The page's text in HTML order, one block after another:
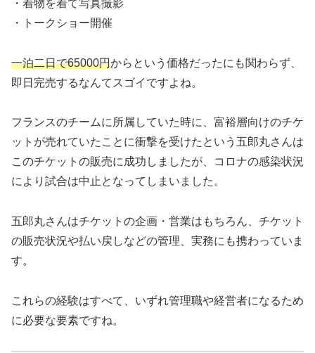
・着物を着て写真撮影
・トークショー開催
一泊二日で65000円からという価格だったにも関わらず、
即日完売するなんてスゴイですよね。
フランスのチームに所属していた時に、富裕層向けのチケ
ットが売れていたことに衝撃を受けたという五郎丸さんは
このチケットの販売に成功しましたが、コロナの感染状況
により試合は中止となってしまいました。
五郎丸さんはチケットの企画・営業はもちろん、チケット
の販売状況や払い戻しなどの管理、実務にも携わっていま
す。
これらの経験はすべて、いずれ管理職や経営者になるため
に必要な要素ですね。